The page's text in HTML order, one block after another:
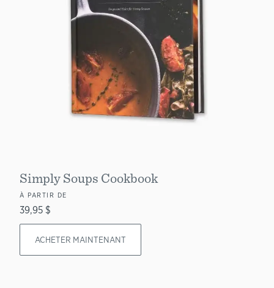
Simply Soups Cookbook
À PARTIR DE
39,95 $
ACHETER MAINTENANT